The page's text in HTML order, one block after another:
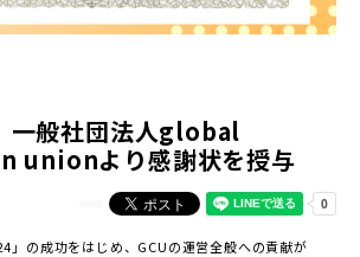
一般社団法人global
より感謝状を授与
」の成功をはじめ、GCUの運営全般への貢献が